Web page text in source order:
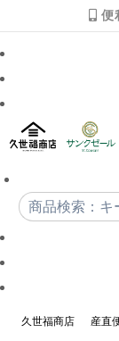
便
久世福商店 産直